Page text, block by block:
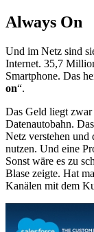
Always On
Und im Netz sind
Internet. 35,7
Smartphone. Das
on“.
Das Geld liegt
Datenautobahn.
Netz verstehen und
nutzen. Und eine
Sonst wäre es zu
Blase zeigte. Hat
Kanälen mit dem